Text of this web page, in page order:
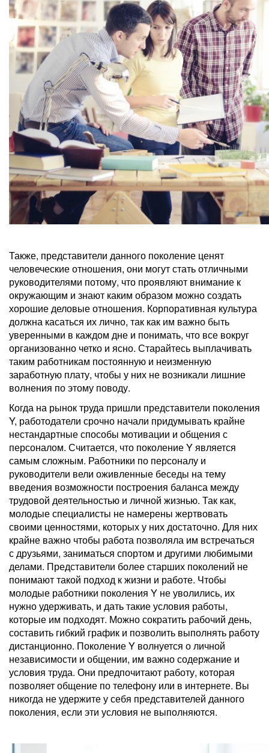
Также, представители данного поколение ценят
человеческие отношения, они могут стать отличными
руководителями потому, что проявляют внимание к
окружающим и знают каким образом можно создать
хорошие деловые отношения. Корпоративная культура
должна касаться их лично, так как им важно быть
уверенными в каждом дне и понимать, что все вокруг
организованно четко и ясно. Старайтесь выплачивать
таким работникам постоянную и неизменную
заработную плату, чтобы у них не возникали лишние
волнения по этому поводу.
Когда на рынок труда пришли представители поколения
Y, работодатели срочно начали придумывать крайне
нестандартные способы мотивации и общения с
персоналом. Считается, что поколение Y является
самым сложным. Работники по персоналу и
руководители вели оживленные беседы на тему
введения возможности построения баланса между
трудовой деятельностью и личной жизнью. Так как,
молодые специалисты не намерены жертвовать
своими ценностями, которых у них достаточно. Для них
крайне важно чтобы работа позволяла им встречаться
с друзьями, заниматься спортом и другими любимыми
делами. Представители более старших поколений не
понимают такой подход к жизни и работе. Чтобы
молодые работники поколения Y не уволились, их
нужно удерживать, и дать такие условия работы,
которые им подходят. Можно сократить рабочий день,
составить гибкий график и позволить выполнять работу
дистанционно. Поколение Y волнуется о личной
независимости и общении, им важно содержание и
условия труда. Они предпочитают работу, которая
позволяет общение по телефону или в интернете. Вы
никогда не удержите у себя представителей данного
поколения, если эти условия не выполняются.